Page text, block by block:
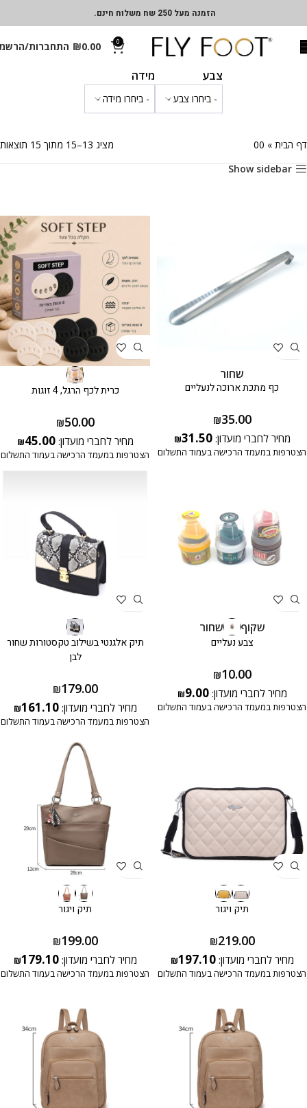
הזמנה מעל 250 שח משלוח חינם.
0
₪0.00 התחברות/
צבע מידה
דף הבית »
00
מציג 13–15 מתוך 15 תוצאות
Show sidebar
שחור
כף מתכת ארוכה לנעליים
₪35.00
מחיר לחברי מועדון: ₪31.50
הצטרפות במעמד הרכישה בעמוד התשלום
כרית לכף הרגל, 4 זוגות
₪50.00
מחיר לחברי מועדון: ₪45.00
הצטרפות במעמד הרכישה בעמוד התשלום
שקוף שחור
צבע נעליים
₪10.00
מחיר לחברי מועדון: ₪9.00
הצטרפות במעמד הרכישה בעמוד התשלום
תיק אלגנטי בשילוב טקסטורות שחור
לבן
₪179.00
מחיר לחברי מועדון: ₪161.10
הצטרפות במעמד הרכישה בעמוד התשלום
תיק ויגור
₪219.00
מחיר לחברי מועדון: ₪197.10
הצטרפות במעמד הרכישה בעמוד התשלום
תיק ויגור
₪199.00
מחיר לחברי מועדון: ₪179.10
הצטרפות במעמד הרכישה בעמוד התשלום